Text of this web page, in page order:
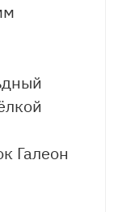
Галеон